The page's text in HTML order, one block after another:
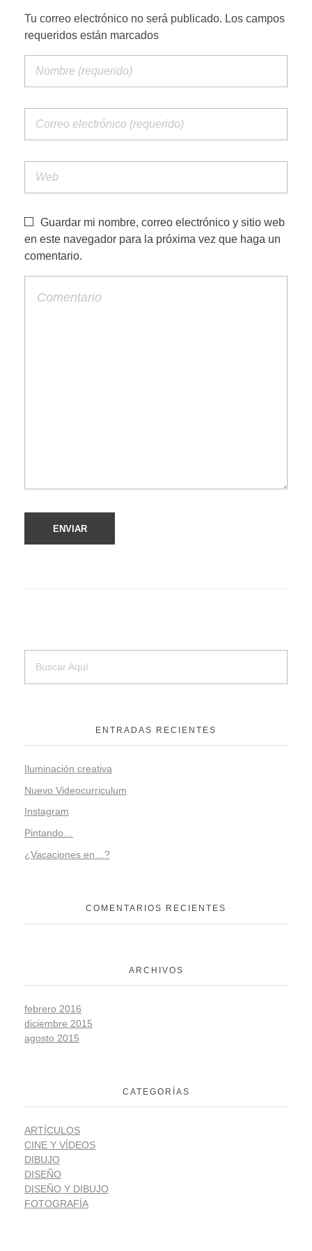
PORTFOLIO WEB
Tu correo electrónico no será publicado. Los campos
requeridos están marcados
Guardar mi nombre, correo electrónico y sitio web
en este navegador para la próxima vez que haga un
comentario.
ENTRADAS RECIENTES
Iluminación creativa
Nuevo Videocurriculum
Instagram
Pintando…
¿Vacaciones en…?
COMENTARIOS RECIENTES
ARCHIVOS
febrero 2016
diciembre 2015
agosto 2015
CATEGORÍAS
ARTÍCULOS
CINE Y VÍDEOS
DIBUJO
DISEÑO
DISEÑO Y DIBUJO
FOTOGRAFÍA